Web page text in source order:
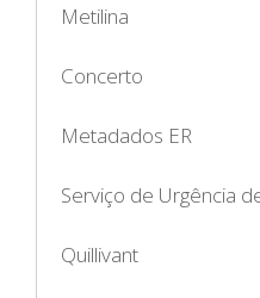
Metilina
Concerto
Metadados ER
Serviço de Urgência
Quillivant